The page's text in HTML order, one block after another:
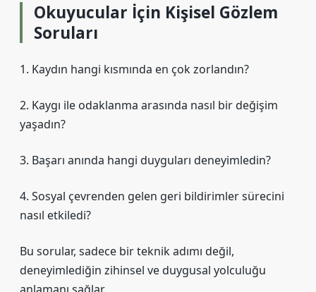
Okuyucular İçin Kişisel Gözlem
Soruları
1. Kaydın hangi kısmında en çok zorlandın?
2. Kaygı ile odaklanma arasında nasıl bir değişim
yaşadın?
3. Başarı anında hangi duyguları deneyimledin?
4. Sosyal çevrenden gelen geri bildirimler sürecini
nasıl etkiledi?
Bu sorular, sadece bir teknik adımı değil,
deneyimlediğin zihinsel ve duygusal yolculuğu